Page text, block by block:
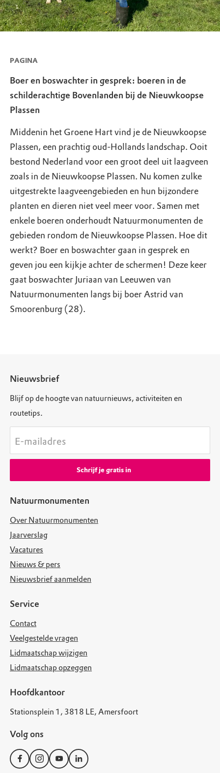
PAGINA
Boer en boswachter in gesprek: boeren in de
schilderachtige Bovenlanden bij de Nieuwkoopse
Plassen
Middenin het Groene Hart vind je de Nieuwkoopse
Plassen, een prachtig oud-Hollands landschap. Ooit
bestond Nederland voor een groot deel uit laagveen
zoals in de Nieuwkoopse Plassen. Nu komen zulke
uitgestrekte laagveengebieden en hun bijzondere
planten en dieren niet veel meer voor. Samen met
enkele boeren onderhoudt Natuurmonumenten de
gebieden rondom de Nieuwkoopse Plassen. Hoe dit
werkt? Boer en boswachter gaan in gesprek en
geven jou een kijkje achter de schermen! Deze keer
gaat boswachter Juriaan van Leeuwen van
Natuurmonumenten langs bij boer Astrid van
Smoorenburg (28).
Natuurmonumenten
Over Natuurmonumenten
Jaarverslag
Vacatures
Nieuws & pers
Nieuwsbrief aanmelden
Service
Contact
Veelgestelde vragen
Lidmaatschap wijzigen
Lidmaatschap opzeggen
Hoofdkantoor
Stationsplein 1, 3818 LE, Amersfoort
Volg ons
Nieuwsbrief
Blijf op de hoogte van natuurnieuws, activiteiten en
routetips.
E-mailadres
Schrijf je gratis in